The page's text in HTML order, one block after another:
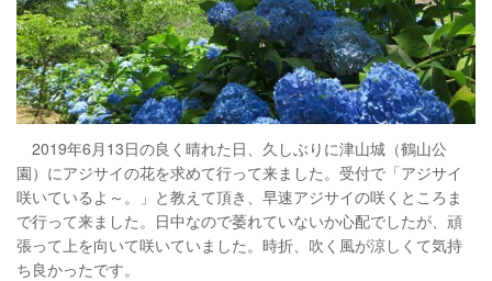
2019年6月13日の良く晴れた日、久しぶりに津山城（鶴山公
園）にアジサイの花を求めて行って来ました。受付で「アジサイ
咲いているよ～。」と教えて頂き、早速アジサイの咲くところま
で行って来ました。日中なので萎れていないか心配でしたが、頑
張って上を向いて咲いていました。時折、吹く風が涼しくて気持
ち良かったです。